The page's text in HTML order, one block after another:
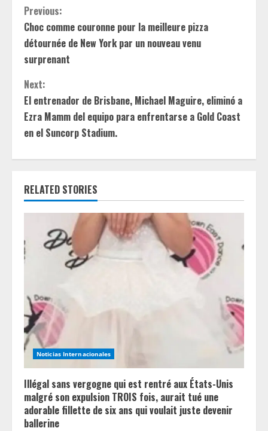
C
o
n
t
i
n
u
e
R
e
a
d
i
n
g
Previous:
Choc comme couronne pour la meilleure pizza
détournée de New York par un nouveau venu
surprenant
Next:
El entrenador de Brisbane, Michael Maguire, eliminó a
Ezra Mamm del equipo para enfrentarse a Gold Coast
en el Suncorp Stadium.
RELATED STORIES
Noticias Internacionales
Illégal sans vergogne qui est rentré aux États-Unis
malgré son expulsion TROIS fois, aurait tué une
adorable fillette de six ans qui voulait juste devenir
ballerine